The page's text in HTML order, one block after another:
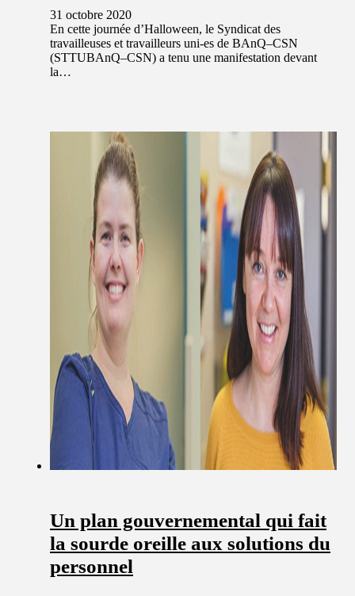
31 octobre 2020
En cette journée d’Halloween, le Syndicat des
travailleuses et travailleurs uni-es de BAnQ–CSN
(STTUBAnQ–CSN) a tenu une manifestation devant
la…
Un plan gouvernemental qui fait
la sourde oreille aux solutions du
personnel